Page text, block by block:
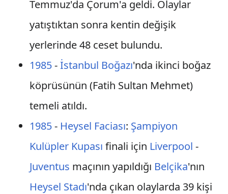
Temmuz'da Çorum'a geldi. Olaylar
yatıştıktan sonra kentin değişik
yerlerinde 48 ceset bulundu.
1985-İstanbul Boğazı'nda ikinci boğaz
köprüsünün (Fatih Sultan Mehmet)
temeli atıldı.
1985- Heysel Faciası: Şampiyon
Kulüpler Kupası finali için Liverpool -
Juventus maçının yapıldığı Belçika'nın
Heysel Stadı'nda çıkan olaylarda 39 kişi